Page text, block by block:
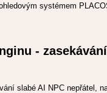
systémem
-
slabé AI NPC nepřátel,